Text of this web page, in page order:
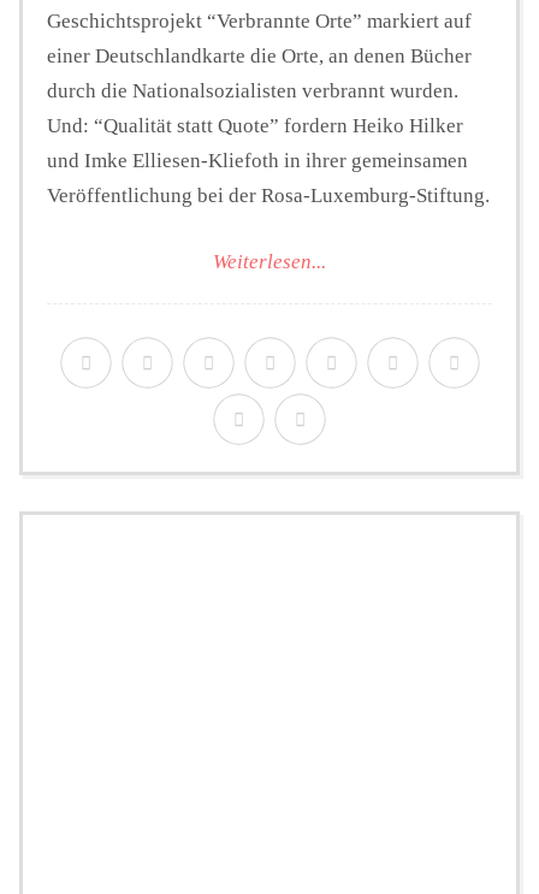
Geschichtsprojekt “Verbrannte Orte” markiert auf
einer Deutschlandkarte die Orte, an denen Bücher
durch die Nationalsozialisten verbrannt wurden.
Und: “Qualität statt Quote” fordern Heiko Hilker
und Imke Elliesen-Kliefoth in ihrer gemeinsamen
Veröffentlichung bei der Rosa-Luxemburg-Stiftung.
Weiterlesen...